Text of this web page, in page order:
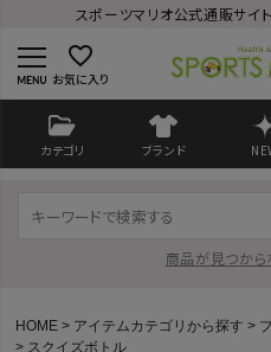
スポーツマリオ公式通販サ
favorite_border
お気に入り
カテゴリ ブランド
商品が見つから
HOME アイテムカテゴリから探す
スクイズボトル